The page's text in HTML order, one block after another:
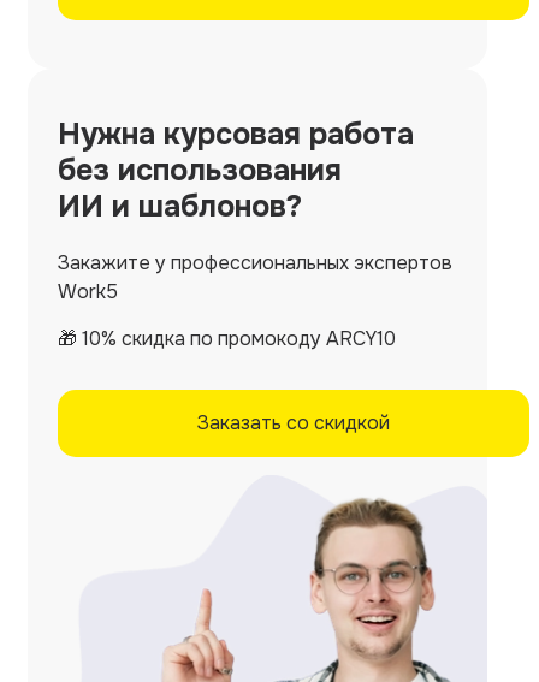
Нужна курсовая работа
без использования
ИИ и шаблонов?
Закажите у профессиональных экспертов
Work5
🎁 10% скидка по промокоду ARCY10
Заказать со скидкой